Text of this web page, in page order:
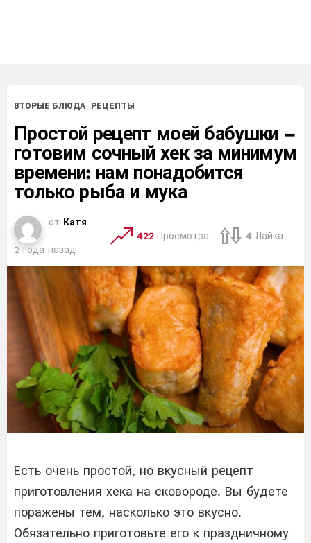
ВТОРЫЕ БЛЮДА РЕЦЕПТЫ
Простой рецепт моей бабушки –
готовим сочный хек за минимум
времени: нам понадобится
только рыба и мука
от Катя
2 года назад
422 Просмотра 4 Лайка
Есть очень простой, но вкусный рецепт
приготовления хека на сковороде. Вы будете
поражены тем, насколько это вкусно.
Обязательно приготовьте его к праздничному